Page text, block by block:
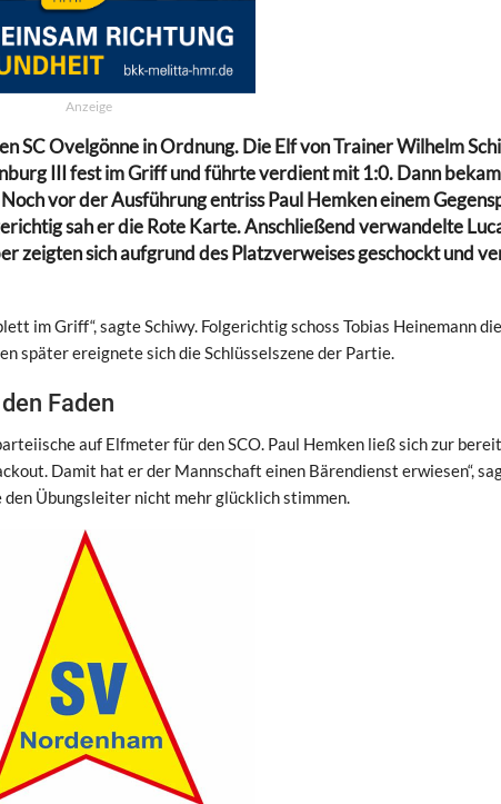
Anzeige
SC Ovelgönne in Ordnung. Die Elf von Trainer Wilhelm
III fest im Griff und führte verdient mit 1:0. Dann
vor der Ausführung entriss Paul Hemken einem
sah er die Rote Karte. Anschließend verwandelte
zeigten sich aufgrund des Platzverweises geschockt und
im Griff“, sagte Schiwy. Folgerichtig schoss Tobias Heinemann die
später ereignete sich die Schlüsselszene der Partie.
Faden
auf Elfmeter für den SCO. Paul Hemken ließ sich zur
Damit hat er der Mannschaft einen Bärendienst erwiesen“,
Übungsleiter nicht mehr glücklich stimmen.